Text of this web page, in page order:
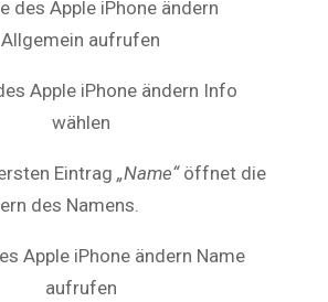
Eintrag „Name“öffnet die
des Namens.